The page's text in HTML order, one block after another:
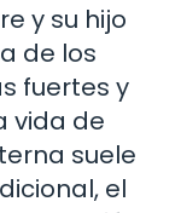
y su hijo
de los
fuertes y
vida de
suele
el